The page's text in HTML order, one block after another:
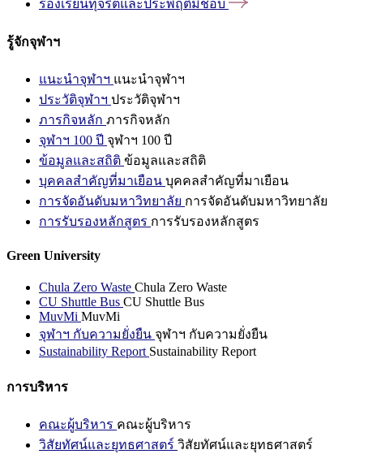
ร้องเรียนทุจริตและประพฤติมิชอบ
รู้จักจุฬาฯ
แนะนำจุฬาฯ แนะนำจุฬาฯ
ประวัติจุฬาฯ ประวัติจุฬาฯ
ภารกิจหลัก ภารกิจหลัก
จุฬาฯ 100 ปี จุฬาฯ 100 ปี
ข้อมูลและสถิติ ข้อมูลและสถิติ
บุคคลสำคัญที่มาเยือน บุคคลสำคัญที่มาเยือน
การจัดอันดับมหาวิทยาลัย การจัดอันดับมหาวิทยาลัย
การรับรองหลักสูตร การรับรองหลักสูตร
Green University
Chula Zero Waste Chula Zero Waste
CU Shuttle Bus CU Shuttle Bus
MuvMi MuvMi
จุฬาฯ กับความยั่งยืน จุฬาฯ กับความยั่งยืน
Sustainability Report Sustainability Report
การบริหาร
คณะผู้บริหาร คณะผู้บริหาร
วิสัยทัศน์และยุทธศาสตร์ วิสัยทัศน์และยุทธศาสตร์